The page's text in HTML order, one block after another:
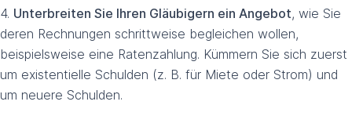
4. Unterbreiten Sie Ihren Gläubigern ein Angebot, wie Sie
deren Rechnungen schrittweise begleichen wollen,
beispielsweise eine Ratenzahlung. Kümmern Sie sich zuerst
um existentielle Schulden (z. B. für Miete oder Strom) und
um neuere Schulden.